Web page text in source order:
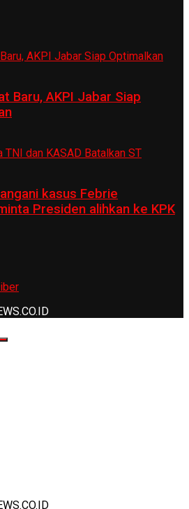
Baru, AKPI Jabar Siap
kasus Febrie
Presiden alihkan ke KPK